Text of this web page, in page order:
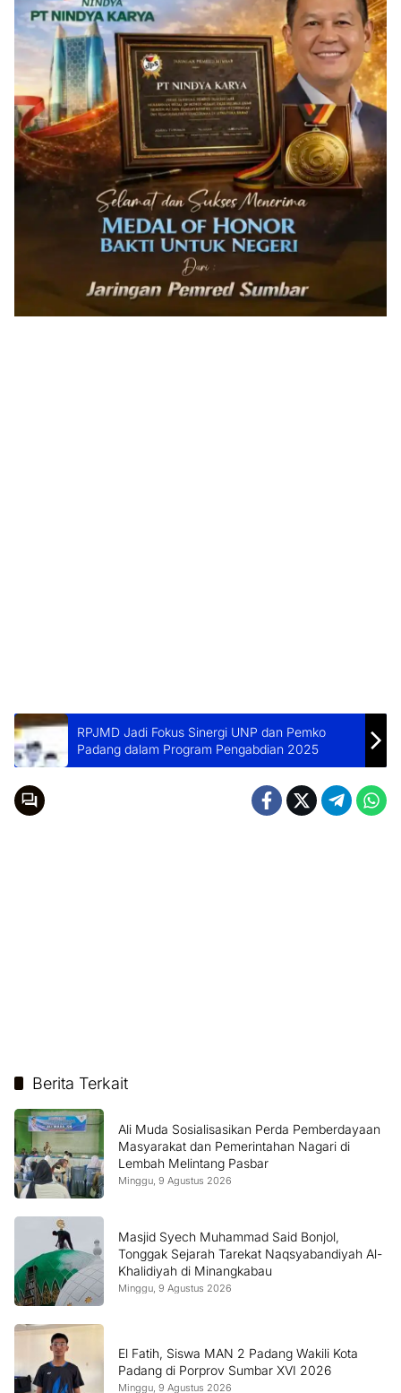
RPJMD Jadi Fokus Sinergi UNP dan Pemko
Padang dalam Program Pengabdian 2025
Berita Terkait
Ali Muda Sosialisasikan Perda Pemberdayaan
Masyarakat dan Pemerintahan Nagari di
Lembah Melintang Pasbar
Minggu, 9 Agustus 2026
Masjid Syech Muhammad Said Bonjol,
Tonggak Sejarah Tarekat Naqsyabandiyah Al-
Khalidiyah di Minangkabau
Minggu, 9 Agustus 2026
El Fatih, Siswa MAN 2 Padang Wakili Kota
Padang di Porprov Sumbar XVI 2026
Minggu, 9 Agustus 2026